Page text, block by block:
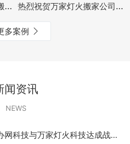
热列庆祝深圳市万家灯火搬迁有限公司与糖酒会再次合作圆满完成 热烈祝贺万家灯火搬家公司中标深圳市人民医院龙华分院搬迁项目
多案例
闻资讯
NEWS
强强联合！商办网科技与万家灯火科技达成战略合作，共筑企业服务新生态